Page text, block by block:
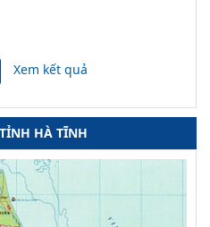
Xem kết quả
HÀ TĨNH